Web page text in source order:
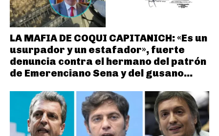
LA MAFIA DE COQUI CAPITANICH: «Es un
usurpador y un estafador», fuerte
denuncia contra el hermano del patrón
de Emerenciano Sena y del gusano...